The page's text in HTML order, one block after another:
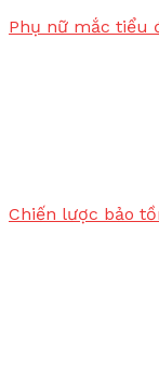
Phụ nữ mắc tiểu
Chiến lược bảo